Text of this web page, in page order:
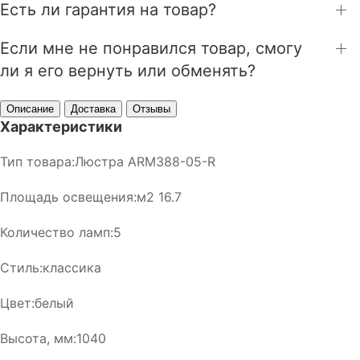
Есть ли гарантия на товар?
Если мне не понравился товар, смогу
ли я его вернуть или обменять?
Описание Доставка Отзывы
Характеристики
Тип товара:Люстра ARM388-05-R
Площадь освещения:м2 16.7
Количество ламп:5
Стиль:классика
Цвет:белый
Высота, мм:1040